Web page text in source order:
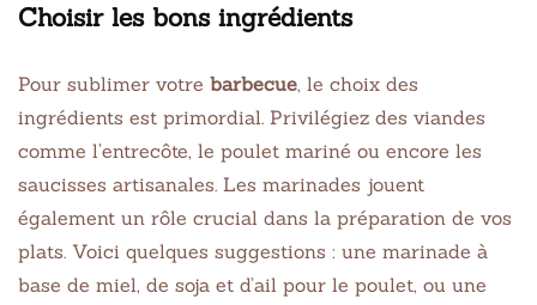
Choisir les bons ingrédients
Pour sublimer votre barbecue, le choix des
ingrédients est primordial. Privilégiez des viandes
comme l’entrecôte, le poulet mariné ou encore les
saucisses artisanales. Les marinades jouent
également un rôle crucial dans la préparation de vos
plats. Voici quelques suggestions : une marinade à
base de miel, de soja et d’ail pour le poulet, ou une